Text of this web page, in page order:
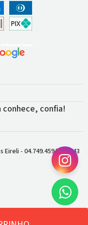
conhece, confia!
- 04.749.459/0001-43